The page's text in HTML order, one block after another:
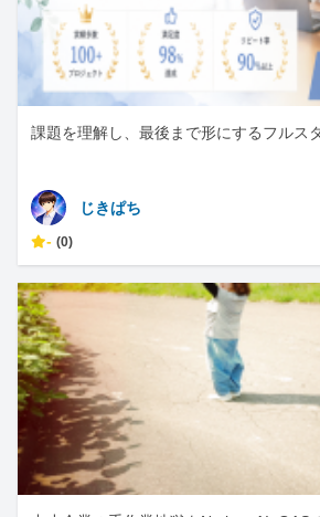
課題を理解し、最後まで形にするフルス
じきぱち
- (0)